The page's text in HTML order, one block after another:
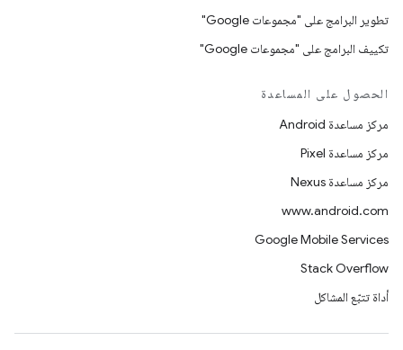
تطوير البرامج على "مجموعات Google"
تكييف البرامج على "مجموعات Google"
الحصول على المساعدة
مركز مساعدة Android
مركز مساعدة Pixel
مركز مساعدة Nexus
www.android.com
Google Mobile Services
Stack Overflow
أداة تتبّع المشاكل